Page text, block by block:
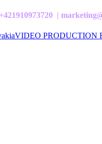
|
VIDEO PRODUCTION